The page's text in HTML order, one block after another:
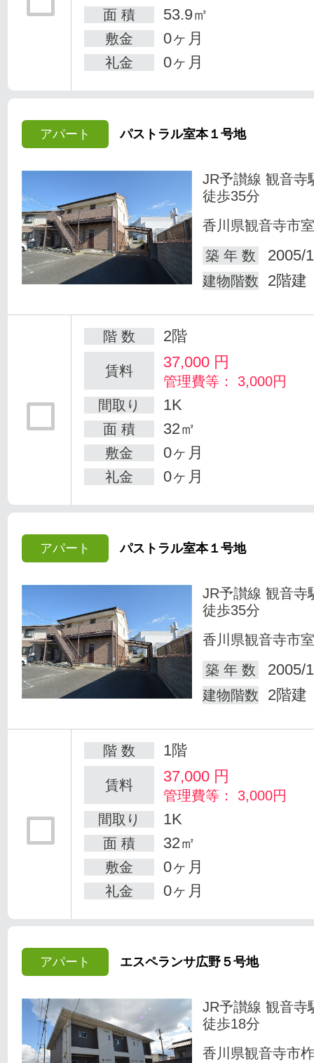
面 積 53.9㎡
敷金 0ヶ月
礼金 0ヶ月
アパート パストラル室本１号地
JR予讃線 観音寺
徒歩35分
香川県観音寺市
築 年 数
2005/
建物階数 2階建
階 数 2階
賃料 37,000 円
管理費等： 3,000円
間取り
1K
面 積 32㎡
敷金 0ヶ月
礼金 0ヶ月
アパート パストラル室本１号地
JR予讃線 観音寺
徒歩35分
香川県観音寺市
築 年 数
2005/
建物階数 2階建
階 数 1階
賃料 37,000 円
管理費等： 3,000円
間取り
1K
面 積 32㎡
敷金 0ヶ月
礼金 0ヶ月
アパート エスペランサ広野５号地
JR予讃線 観音寺
徒歩18分
香川県観音寺市